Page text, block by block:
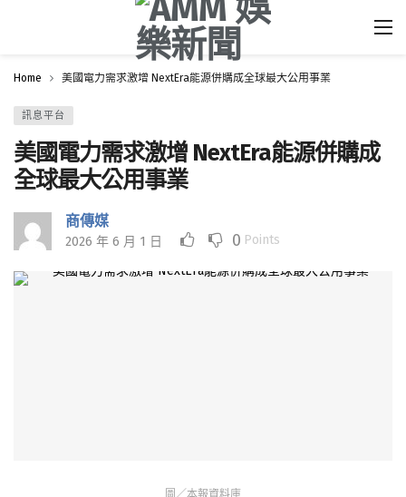
Home 美國電力需求激增 NextEra能源併購成全球最大公用事業
訊息平台
美國電力需求激增 NextEra能源併購成
全球最大公用事業
商傳媒
2026 年 6 月 1 日 0 Points
圖／本報資料庫